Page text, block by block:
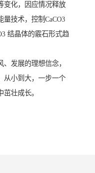
变化，因应情况释放
技术，控制CaCO3
结晶体的霰石形式趋
发展的理想信念，
从小到大，一步一个
壮成长。